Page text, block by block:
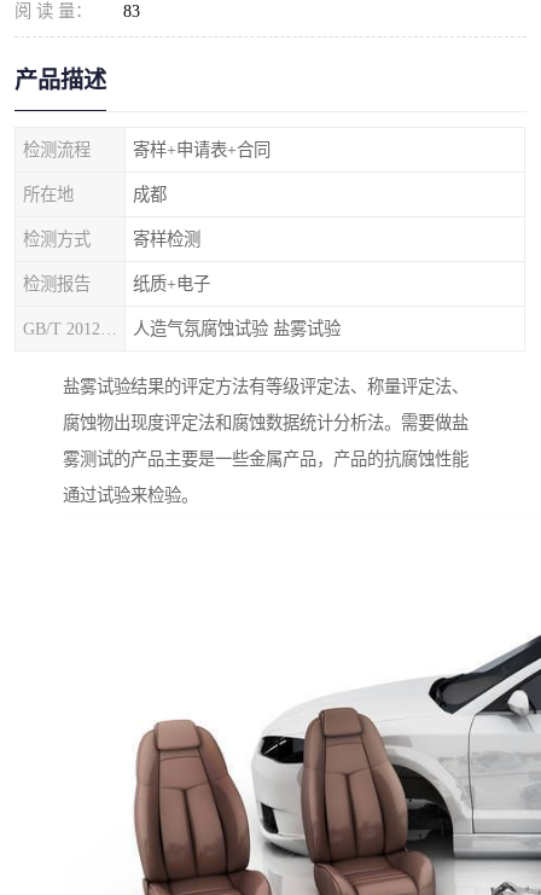
阅 读 量： 83
产品描述
检测流程 寄样+申请表+合同
所在地 成都
检测方式 寄样检测
检测报告 纸质+电子
人造气氛腐蚀试验 盐雾试验
盐雾试验结果的评定方法有等级评定法、称量评定法、
腐蚀物出现度评定法和腐蚀数据统计分析法。需要做盐
雾测试的产品主要是一些金属产品，产品的抗腐蚀性能
通过试验来检验。